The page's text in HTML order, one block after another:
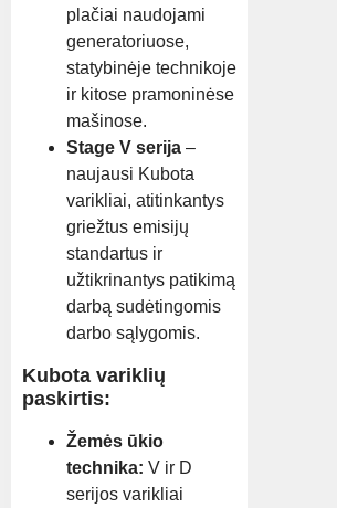
plačiai naudojami
generatoriuose,
statybinėje technikoje
ir kitose pramoninėse
mašinose.
Stage V serija –
naujausi Kubota
varikliai, atitinkantys
griežtus emisijų
standartus ir
užtikrinantys patikimą
darbą sudėtingomis
darbo sąlygomis.
Kubota variklių
paskirtis:
Žemės ūkio
technika: V ir D
serijos varikliai